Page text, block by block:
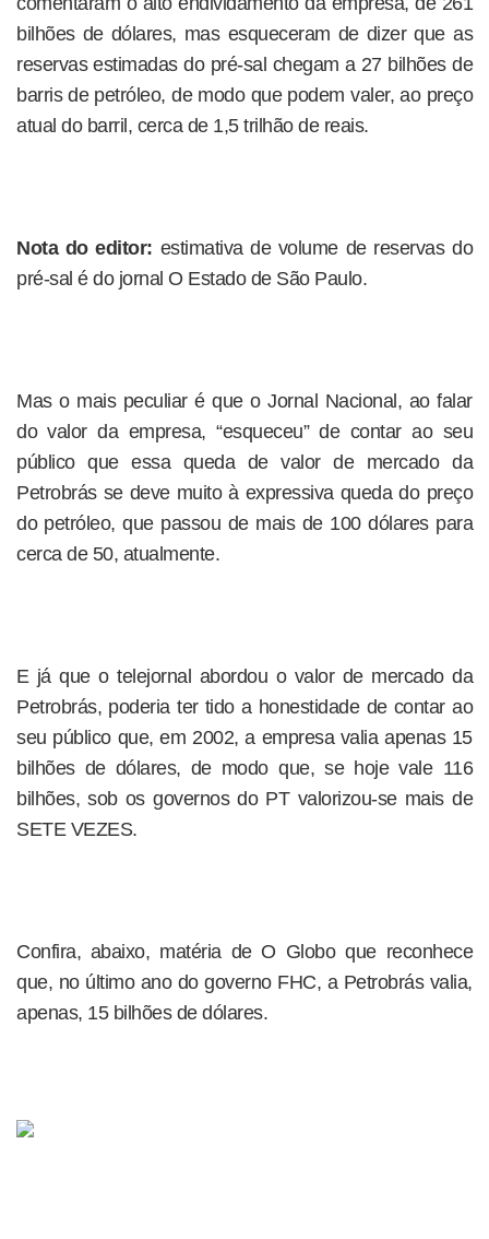
bilhões de dólares, mas esqueceram de dizer que as
reservas estimadas do pré-sal chegam a 27 bilhões de
barris de petróleo, de modo que podem valer, ao preço
atual do barril, cerca de 1,5 trilhão de reais.
Nota do editor: estimativa de volume de reservas do
pré-sal é do jornal O Estado de São Paulo.
Mas o mais peculiar é que o Jornal Nacional, ao falar
do valor da empresa, “esqueceu” de contar ao seu
público que essa queda de valor de mercado da
Petrobrás se deve muito à expressiva queda do preço
do petróleo, que passou de mais de 100 dólares para
cerca de 50, atualmente.
E já que o telejornal abordou o valor de mercado da
Petrobrás, poderia ter tido a honestidade de contar ao
seu público que, em 2002, a empresa valia apenas 15
bilhões de dólares, de modo que, se hoje vale 116
bilhões, sob os governos do PT valorizou-se mais de
SETE VEZES.
Confira, abaixo, matéria de O Globo que reconhece
que, no último ano do governo FHC, a Petrobrás valia,
apenas, 15 bilhões de dólares.